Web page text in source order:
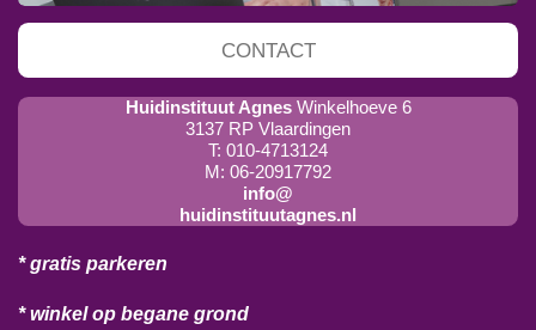
CONTACT
Huidinstituut Agnes Winkelhoeve 6
3137 RP Vlaardingen
T: 010-4713124
M: 06-20917792
info@
huidinstituutagnes.nl
* gratis parkeren
* winkel op begane grond